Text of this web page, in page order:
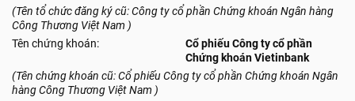
(Tên tổ chức đăng ký cũ: Công ty cổ phần Chứng khoán Ngân hàng
Công Thương Việt Nam )
Tên chứng khoán:
Cổ phiếu Công ty cổ phần
Chứng khoán Vietinbank
(Tên chứng khoán cũ: Cổ phiếu Công ty cổ phần Chứng khoán Ngân
hàng Công Thương Việt Nam )